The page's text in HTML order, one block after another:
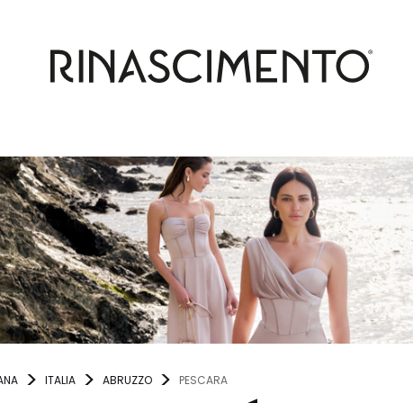
ITALIA ABRUZZO PESCARA